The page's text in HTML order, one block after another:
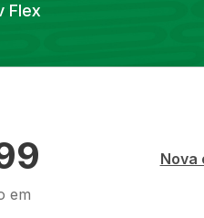
Flex
em
Nova